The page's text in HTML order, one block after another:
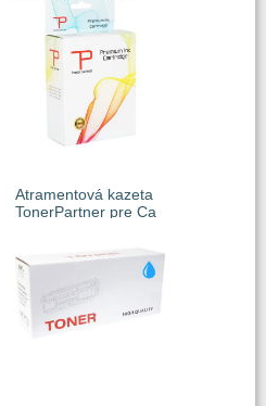
Atramentová kazeta
TonerPartner pre Ca